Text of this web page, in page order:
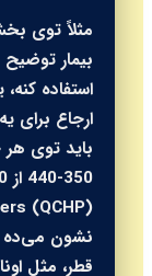
بیمار
ارجاع برای
(QCHP)
نشون می‌ده